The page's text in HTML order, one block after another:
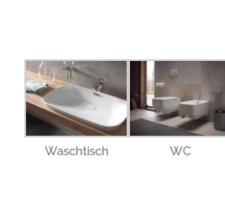
Waschtisch WC